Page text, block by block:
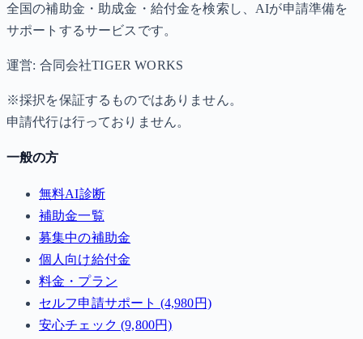
全国の補助金・助成金・給付金を検索し、AIが申請準備を
サポートするサービスです。
運営: 合同会社TIGER WORKS
※採択を保証するものではありません。
申請代行は行っておりません。
一般の方
無料AI診断
補助金一覧
募集中の補助金
個人向け給付金
料金・プラン
セルフ申請サポート (4,980円)
安心チェック (9,800円)